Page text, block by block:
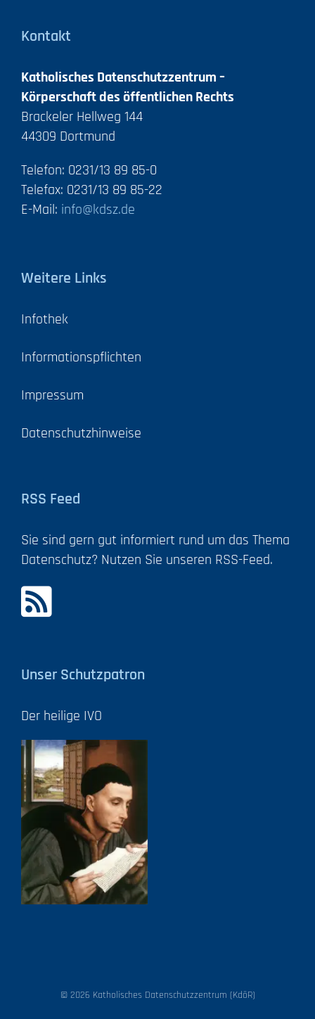
Kontakt
Katholisches Datenschutzzentrum –
Körperschaft des öffentlichen Rechts
Brackeler Hellweg 144
44309 Dortmund
Telefon: 0231/13 89 85-0
Telefax: 0231/13 89 85-22
E-Mail: info@kdsz.de
Weitere Links
Infothek
Informationspflichten
Impressum
Datenschutzhinweise
RSS Feed
Sie sind gern gut informiert rund um das Thema
Datenschutz? Nutzen Sie unseren RSS-Feed.
Unser Schutzpatron
Der heilige IVO
© 2026 Katholisches Datenschutzzentrum (KdöR)